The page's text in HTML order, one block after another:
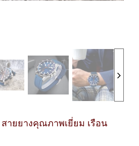
สายยางคุณภาพเยี่ยม เรือน